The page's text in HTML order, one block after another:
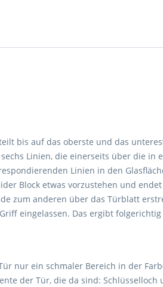
bis auf das oberste und das
Linien, die einerseits über die in
Linien in den
Block etwas vorzustehen und
zum anderen über das Türblatt
eingelassen. Das ergibt folgerichtig
nur ein schmaler Bereich in der
der Tür, die da sind: Schlüsselloch